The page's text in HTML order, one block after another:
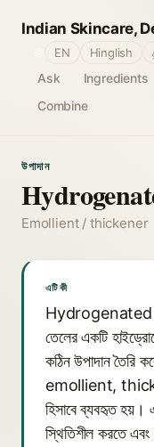
Indian Skincare,
Ask Ingredients
Combine
EN Hinglish
উপাদান
Emollient / thickener
এটি কী
Hydrogenated
তেলের একটি
কঠিন উপাদান তৈরি
emollient,
হিসাবে ব্যবহৃত
স্থিতিশীল করতে এবং